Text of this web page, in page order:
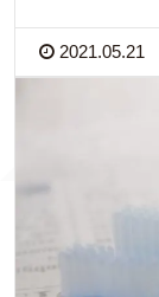
2021.05.21